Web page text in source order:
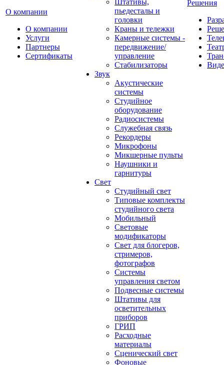
О компании
О компании
Услуги
Партнеры
Сертификаты
Штативы,
пьедесталы и
головки
Краны и тележки
Камерные системы -
передвижение/
управление
Стабилизаторы
Звук
Акустические
системы
Студийное
оборудование
Радиосистемы
Служебная связь
Рекордеры
Микрофоны
Микшерные пульты
Наушники и
гарнитуры
Свет
Студийный свет
Типовые комплекты
студийного света
Мобильный
Световые
модификаторы
Свет для блогеров,
стримеров,
фотографов
Системы
управления светом
Подвесные системы
Штативы для
осветительных
приборов
ГРИП
Расходные
материалы
Сценический свет
Фоновые
Решения